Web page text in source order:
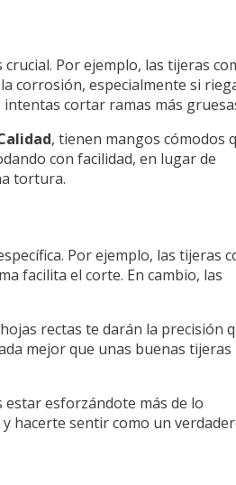
crucial. Por ejemplo, las tijeras
corrosión, especialmente si
cortar ramas más
, tienen mangos cómodos
con facilidad, en lugar de
tortura.
Por ejemplo, las tijeras
facilita el corte. En cambio, las
rectas te darán la precisión
mejor que unas buenas tijeras
estar esforzándote más de lo
hacerte sentir como un